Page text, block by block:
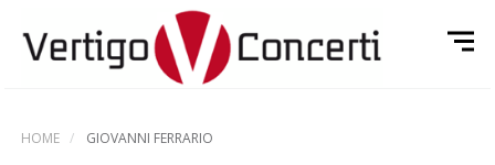
HOME GIOVANNI FERRARIO